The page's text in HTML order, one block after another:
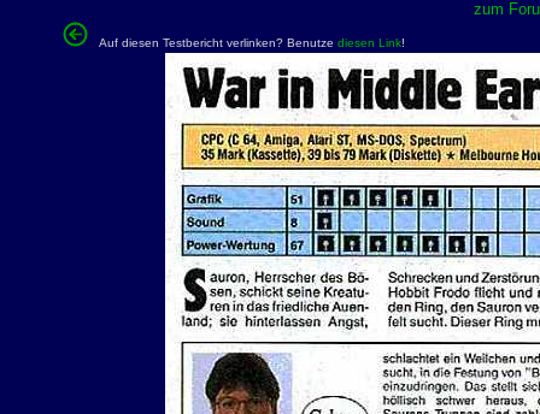
zum
Auf diesen Testbericht verlinken? Benutze diesen Link!